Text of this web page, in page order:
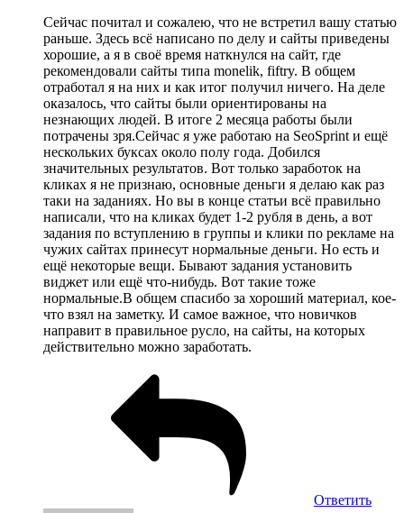
Сейчас почитал и сожалею, что не встретил вашу статью
раньше. Здесь всё написано по делу и сайты приведены
хорошие, а я в своё время наткнулся на сайт, где
рекомендовали сайты типа monelik, fiftry. В общем
отработал я на них и как итог получил ничего. На деле
оказалось, что сайты были ориентированы на
незнающих людей. В итоге 2 месяца работы были
потрачены зря.Сейчас я уже работаю на SeoSprint и ещё
нескольких буксах около полу года. Добился
значительных результатов. Вот только заработок на
кликах я не признаю, основные деньги я делаю как раз
таки на заданиях. Но вы в конце статьи всё правильно
написали, что на кликах будет 1-2 рубля в день, а вот
задания по вступлению в группы и клики по рекламе на
чужих сайтах принесут нормальные деньги. Но есть и
ещё некоторые вещи. Бывают задания установить
виджет или ещё что-нибудь. Вот такие тоже
нормальные.В общем спасибо за хороший материал, кое-
что взял на заметку. И самое важное, что новичков
направит в правильное русло, на сайты, на которых
действительно можно заработать.
Ответить